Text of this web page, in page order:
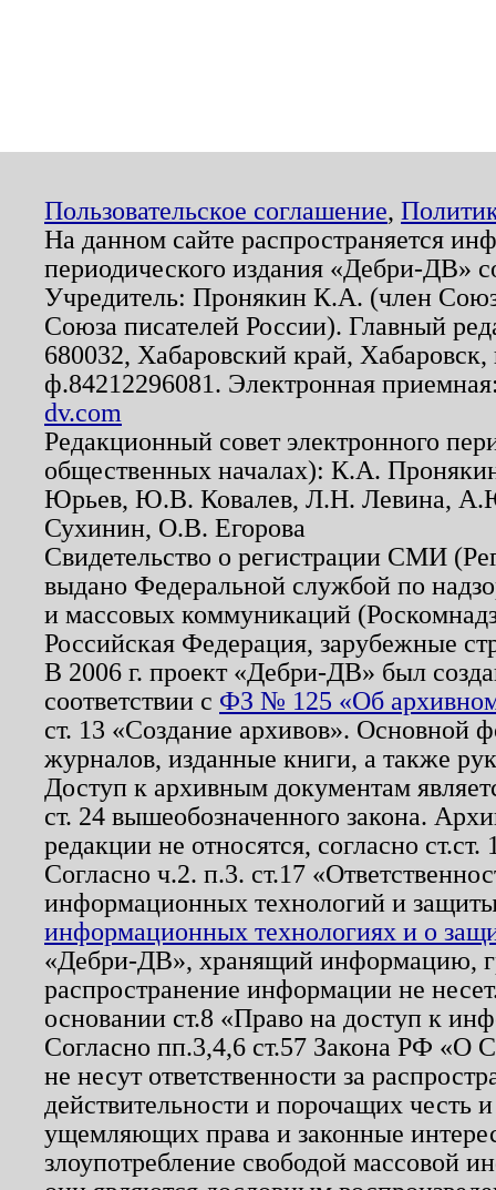
Пользовательское соглашение,
На данном сайте распространяется
периодического издания «Дебри-ДВ»
Учредитель: Пронякин К.А. (член
Союза писателей России). Главный
680032, Хабаровский край,
ф.84212296081. Электронная
dv.com
Редакционный совет электронного
общественных началах): К.А.
Юрьев, Ю.В. Ковалев, Л.Н. Левина,
Сухинин, О.В. Егорова
Свидетельство о регистрации СМИ
выдано Федеральной службой по
и массовых коммуникаций
Российская Федерация, зарубежные
В 2006 г. проект «Дебри-ДВ» был
соответствии с ФЗ № 125 «Об
ст. 13 «Создание архивов». Основной
журналов, изданные книги, а также
Доступ к архивным документам
ст. 24 вышеобозначенного закона.
редакции не относятся, согласно
Согласно ч.2. п.3. ст.17
информационных технологий и
информационных технологиях и о
«Дебри-ДВ», хранящий информацию,
распространение информации не
основании ст.8 «Право на доступ к
Согласно пп.3,4,6 ст.57 Закона РФ «О
не несут ответственности за
действительности и порочащих честь
ущемляющих права и законные
злоупотребление свободой массовой